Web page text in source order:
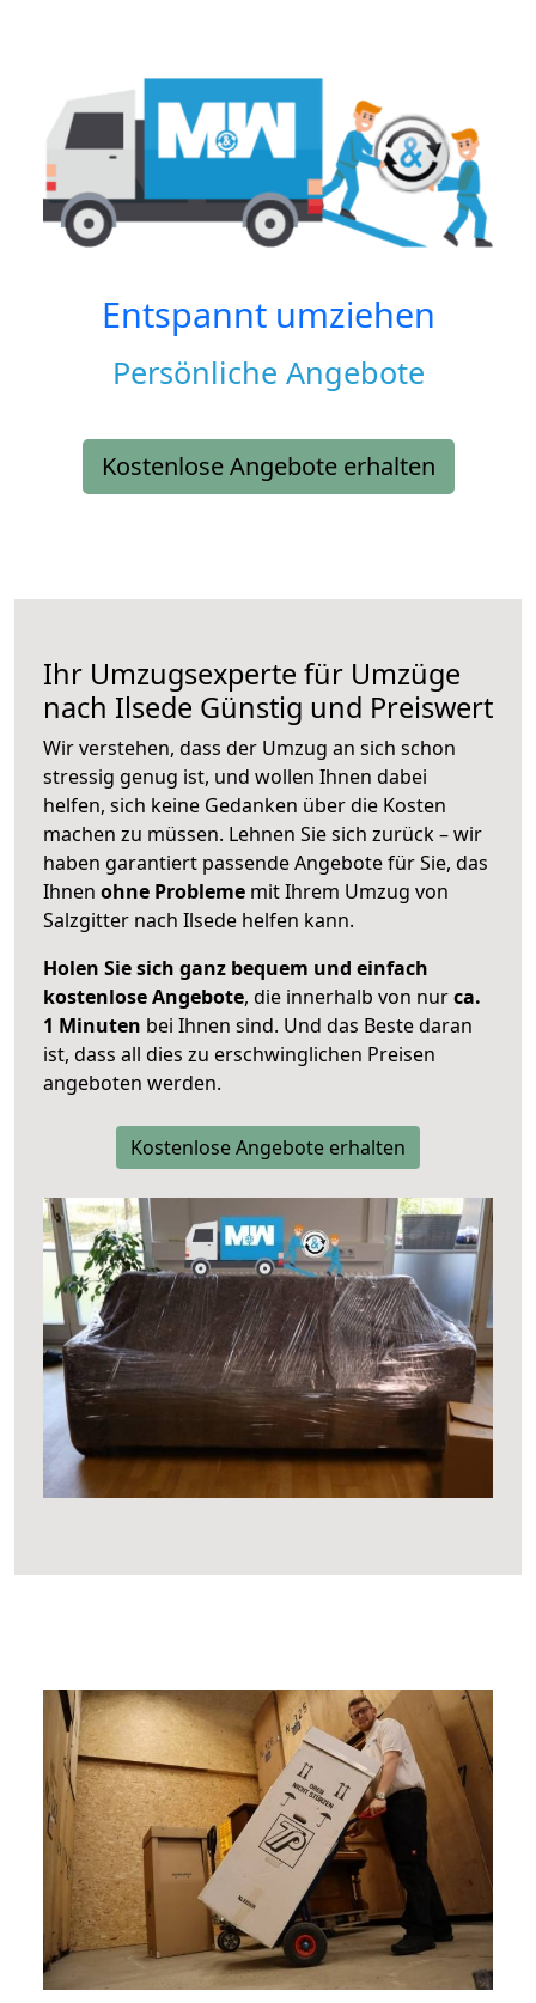
Entspannt umziehen
Persönliche Angebote
Kostenlose Angebote erhalten
Ihr Umzugsexperte für Umzüge
nach Ilsede Günstig und Preiswert
Wir verstehen, dass der Umzug an sich schon
stressig genug ist, und wollen Ihnen dabei
helfen, sich keine Gedanken über die Kosten
machen zu müssen. Lehnen Sie sich zurück – wir
haben garantiert passende Angebote für Sie, das
Ihnen ohne Probleme mit Ihrem Umzug von
Salzgitter nach Ilsede helfen kann.
Holen Sie sich ganz bequem und einfach
kostenlose Angebote, die innerhalb von nurca.
1 Minuten bei Ihnen sind. Und das Beste daran
ist, dass all dies zu erschwinglichen Preisen
angeboten werden.
Kostenlose Angebote erhalten